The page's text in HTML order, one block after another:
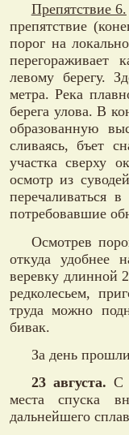
Препятствие 6.
препятствие
порог на
перегораживает
левому берегу.
метра. Река
берега улова. В
образованную
сливаясь, бъет
участка сверху
осмотр из
перечаливаться
потребовавшие
Осмотрев
откуда удобнее
веревку длинной
редколесьем,
труда можно
бивак.
За день
23 августа. С
места спуска
дальнейшего